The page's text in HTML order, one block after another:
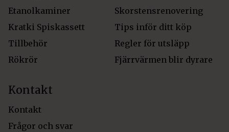
Etanolkaminer
Kratki Spiskassett
Tillbehör
Rökrör
Skorstensrenovering
Tips inför ditt köp
Regler för utsläpp
Fjärrvärmen blir dyrare
Kontakt
Kontakt
Frågor och svar